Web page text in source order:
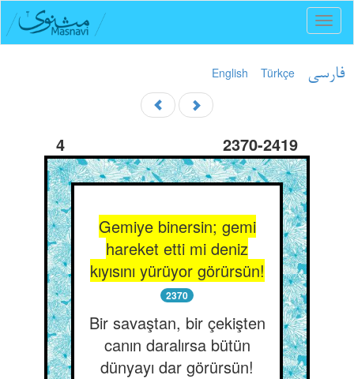
English Türkçe فارسی
4 2370-2419
Gemiye binersin; gemi
hareket etti mi deniz
kıyısını yürüyor görürsün!
2370
Bir savaştan, bir çekişten
canın daralırsa bütün
dünyayı dar görürsün!